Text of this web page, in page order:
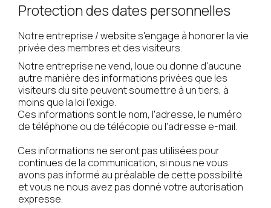
PHOTOS
DEMANDE
CONTACT
Protection des dates personnelles
Notre entreprise / website s'engage à honorer la vie
privée des membres et des visiteurs.
Notre entreprise ne vend, loue ou donne d'aucune
autre manière des informations privées que les
visiteurs du site peuvent soumettre à un tiers, à
moins que la loi l'exige.
Ces informations sont le nom, l'adresse, le numéro
de téléphone ou de télécopie ou l'adresse e-mail.
Ces informations ne seront pas utilisées pour
continues de la communication, si nous ne vous
avons pas informé au préalable de cette possibilité
et vous ne nous avez pas donné votre autorisation
expresse.